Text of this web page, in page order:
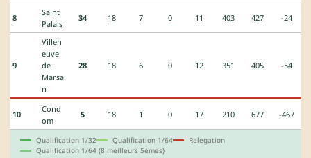
8
Saint
Palais
34 18 7 0 11 403 427 -24
9
Villen
euve
de
Marsa
n
28 18 6 0 12 351 405 -54
10
Cond
om
5 18 1 0 17 210 677 -467
Qualification 1/32 Qualification 1/64
Relegation
Qualification 1/64 (8 meilleurs 5èmes)